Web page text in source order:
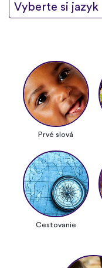
Vyberte si jazyk
Prvé slová
Cestovanie